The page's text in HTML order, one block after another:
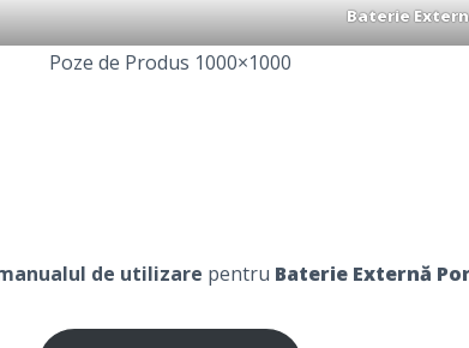
Baterie
Poze de Produs 1000×1000
de utilizare pentru Baterie Externă